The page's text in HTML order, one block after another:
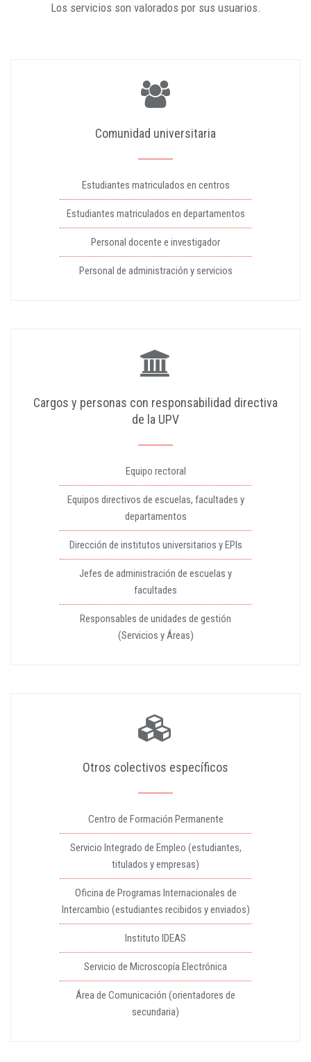
Los servicios son valorados por sus usuarios.
Comunidad universitaria
Estudiantes matriculados en centros
Estudiantes matriculados en departamentos
Personal docente e investigador
Personal de administración y servicios
Cargos y personas con responsabilidad directiva
de la UPV
Equipo rectoral
Equipos directivos de escuelas, facultades y
departamentos
Dirección de institutos universitarios y EPIs
Jefes de administración de escuelas y
facultades
Responsables de unidades de gestión
(Servicios y Áreas)
Otros colectivos específicos
Centro de Formación Permanente
Servicio Integrado de Empleo (estudiantes,
titulados y empresas)
Oficina de Programas Internacionales de
Intercambio (estudiantes recibidos y enviados)
Instituto IDEAS
Servicio de Microscopía Electrónica
Área de Comunicación (orientadores de
secundaria)